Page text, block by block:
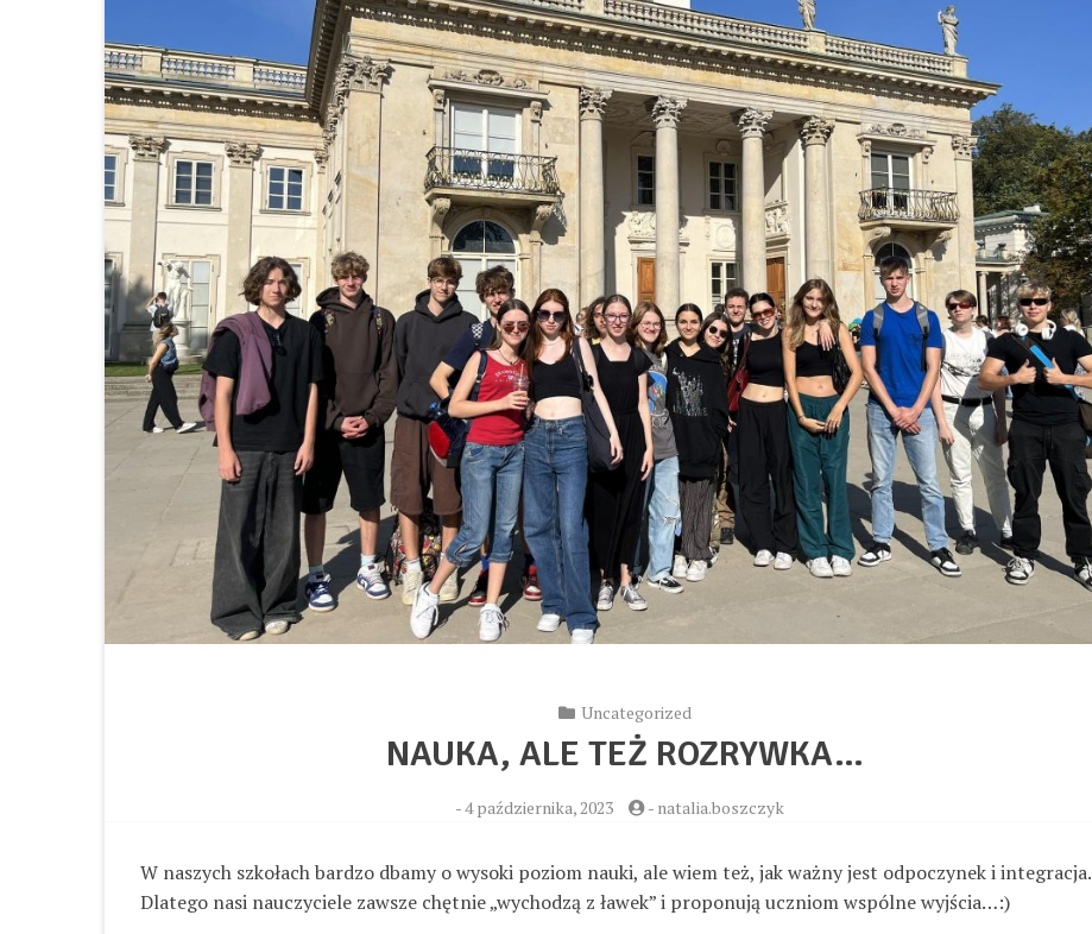
Uncategorized
NAUKA, ALE TEŻ ROZRYWKA…
-4 października, 2023 - natalia.boszczyk
W naszych szkołach bardzo dbamy o wysoki poziom nauki, ale wiem też, jak ważny jest odpoczynek i integracja.
Dlatego nasi nauczyciele zawsze chętnie „wychodzą z ławek” i proponują uczniom wspólne wyjścia…:)